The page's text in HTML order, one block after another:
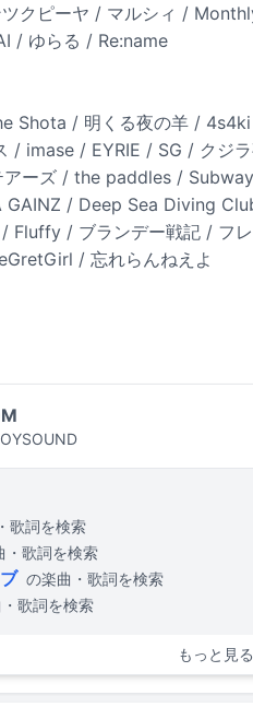
クピーヤ / マルシィ /
/ ゆらる / Re:name
Shota / 明くる夜の羊 /
/ imase / EYRIE / SG / クジ
ーズ / the paddles /
GAINZ / Deep Sea Diving
Fluffy / ブランデー戦記 / フ
/ 忘れらんねえよ
歌詞を検索
・歌詞を検索
の楽曲・歌詞を検索
歌詞を検索
もっと見る